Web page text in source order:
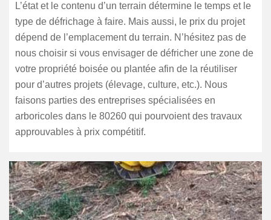
L’état et le contenu d’un terrain détermine le temps et le
type de défrichage à faire. Mais aussi, le prix du projet
dépend de l’emplacement du terrain. N’hésitez pas de
nous choisir si vous envisager de défricher une zone de
votre propriété boisée ou plantée afin de la réutiliser
pour d’autres projets (élevage, culture, etc.). Nous
faisons parties des entreprises spécialisées en
arboricoles dans le 80260 qui pourvoient des travaux
approuvables à prix compétitif.